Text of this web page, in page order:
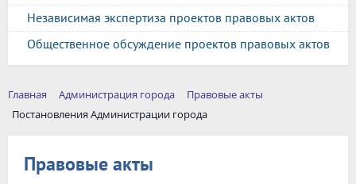
Независимая экспертиза проектов правовых актов
Общественное обсуждение проектов правовых актов
Главная Администрация города
Правовые акты
Постановления Администрации города
Правовые акты